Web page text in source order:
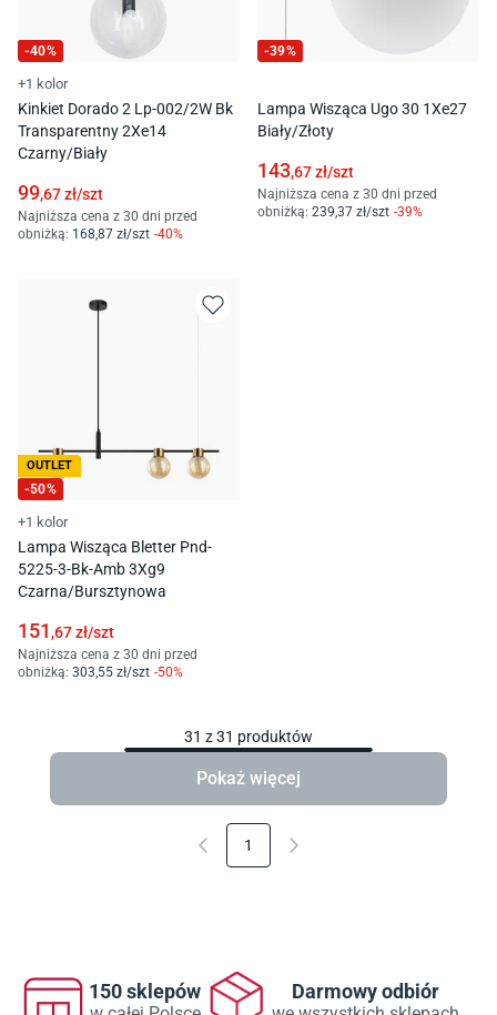
-40%
+1 kolor
Kinkiet Dorado 2 Lp-002/2W Bk
Transparentny 2Xe14
Czarny/Biały
99,67zł/szt
Najniższa cena z 30 dni przed
obniżką: 168,87 zł/szt -40%
-39%
Lampa Wisząca Ugo 30 1Xe27
Biały/Złoty
143,67zł/szt
Najniższa cena z 30 dni przed
obniżką: 239,37 zł/szt -39%
OUTLET
-50%
+1 kolor
Lampa Wisząca Bletter Pnd-
5225-3-Bk-Amb 3Xg9
Czarna/Bursztynowa
151 ,67zł/szt
Najniższa cena z 30 dni przed
obniżką: 303,55 zł/szt -50%
31 z31 produktów
Pokaż więcej
1
150 sklepów Darmowy odbiór